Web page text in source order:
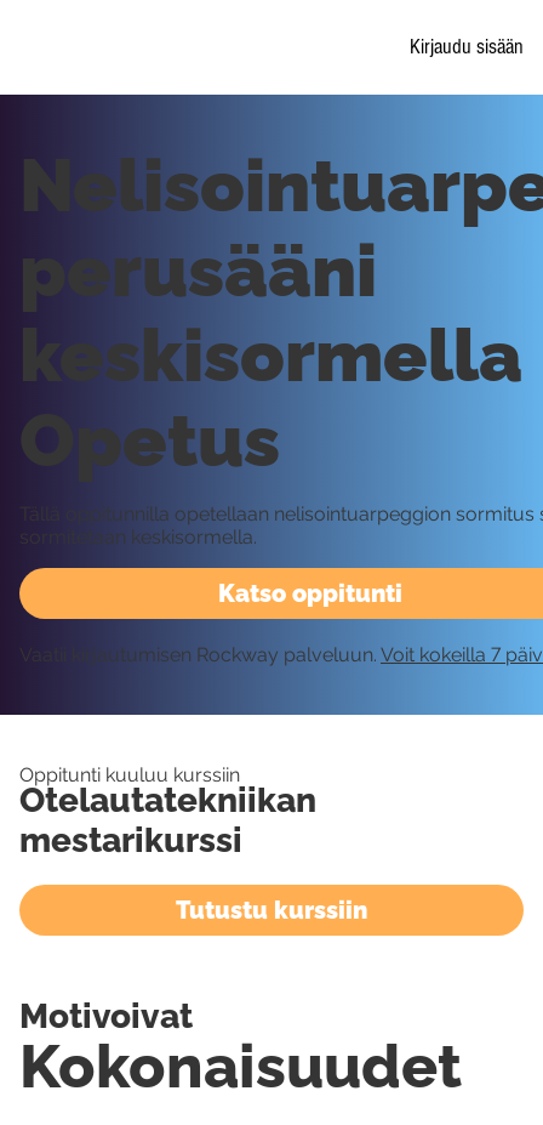
Kirjaudu sisään
Katso oppitunti
perusääni
keskisormella
Opetus
Tällä oppitunnilla opetellaan nelisointuarpeggion sormitus
sormitetaan keskisormella.
Vaatii kirjautumisen Rockway palveluun. Voit kokeilla 7
Oppitunti kuuluu kurssiin
Otelautatekniikan
mestarikurssi
Tutustu kurssiin
Kokonaisuudet
Motivoivat